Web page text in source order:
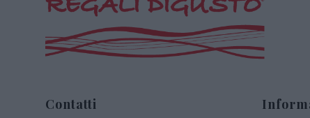
Contatti